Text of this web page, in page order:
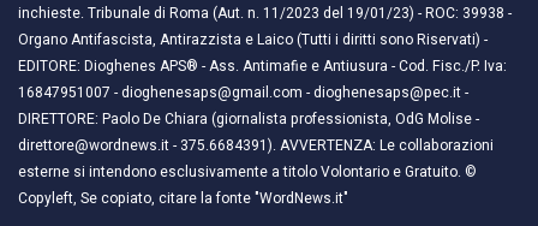
inchieste. Tribunale di Roma (Aut. n. 11/2023 del 19/01/23) - ROC: 39938 -
Organo Antifascista, Antirazzista e Laico (Tutti i diritti sono Riservati) -
EDITORE: Dioghenes APS® - Ass. Antimafie e Antiusura - Cod. Fisc./P. Iva:
16847951007 - dioghenesaps@gmail.com - dioghenesaps@pec.it - ​​
DIRETTORE: Paolo De Chiara (giornalista professionista, OdG Molise -
direttore@wordnews.it - ​​375.6684391). AVVERTENZA: Le collaborazioni
esterne si intendono esclusivamente a titolo Volontario e Gratuito. ©
Copyleft, Se copiato, citare la fonte "WordNews.it"